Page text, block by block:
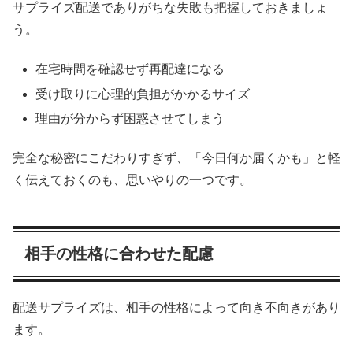
サプライズ配送でありがちな失敗も把握しておきましょ
う。
在宅時間を確認せず再配達になる
受け取りに心理的負担がかかるサイズ
理由が分からず困惑させてしまう
完全な秘密にこだわりすぎず、「今日何か届くかも」と軽
く伝えておくのも、思いやりの一つです。
相手の性格に合わせた配慮
配送サプライズは、相手の性格によって向き不向きがあり
ます。